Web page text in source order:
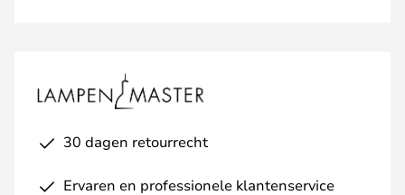
30 dagen retourrecht
Ervaren en professionele klantenservice